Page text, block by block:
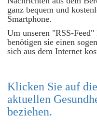
ganz bequem und
Smartphone.
Um unseren "RSS-
benötigen sie einen
sich aus dem Internet
Klicken Sie auf
aktuellen
beziehen.